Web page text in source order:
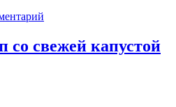
со свежей капустой